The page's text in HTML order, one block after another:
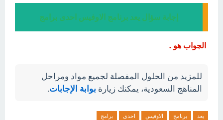
إجابة سؤال يعد برنامج الاوفيس احدى برامج
الجواب هو .
للمزيد من الحلول المفصلة لجميع مواد ومراحل
المناهج السعودية، يمكنك زيارة بوابة الإجابات.
يعد برنامج الاوفيس احدى برامج